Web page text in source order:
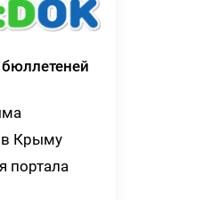
в Крыму
портала